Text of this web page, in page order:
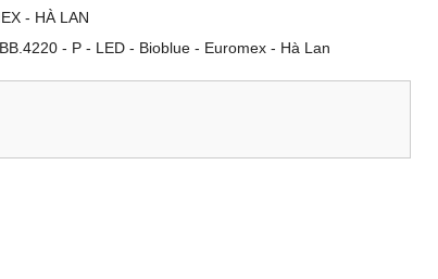
- HÀ LAN
‑ P ‑ LED - Bioblue - Euromex - Hà Lan